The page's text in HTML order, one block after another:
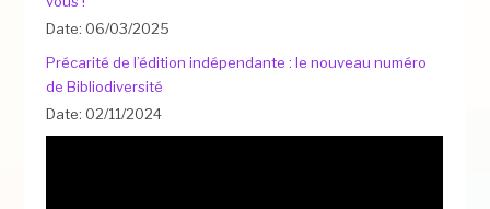
Date: 06/03/2025
Précarité de l’édition indépendante : le nouveau numéro
de Bibliodiversité
Date: 02/11/2024